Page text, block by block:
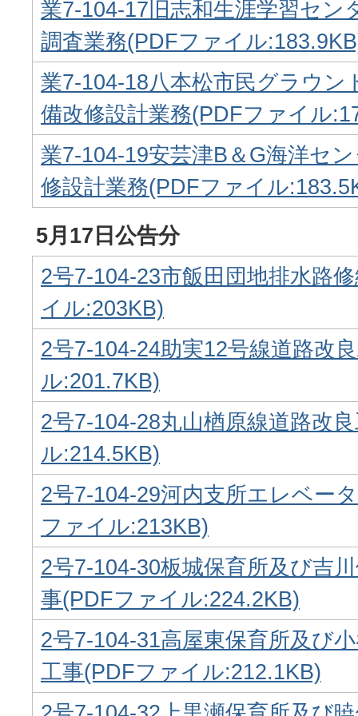
業7-104-17旧志和生涯学習セン
調査業務(PDFファイル
業7-104-18八本松市民グラウン
備改修設計業務(PDFファイル
業7-104-19安芸津B＆G海洋セ
修設計業務(PDFファイル
5月17日公告分
2号7-104-23市飯田団地排水路
イル:203KB)
2号7-104-24助実12号線道路改
ル:201.7KB)
2号7-104-28丸山楢原線道路改
ル:214.5KB)
2号7-104-29河内支所エレベー
ファイル:213KB)
2号7-104-30板城保育所及び吉
事(PDFファイル:224.2KB)
2号7-104-31高屋東保育所及び
工事(PDFファイル:212.1KB)